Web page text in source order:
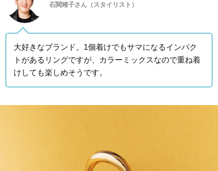
石関靖子さん（スタイリスト）
大好きなブランド。1個着けでもサマになるインパク
トがあるリングですが、カラーミックスなので重ね着
けしても楽しめそうです。